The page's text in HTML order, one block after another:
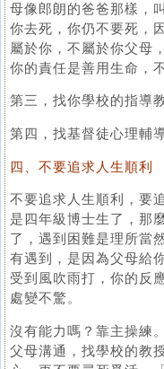
母像郎朗的爸爸那樣，
你去死，你仍不要死，
屬於你，不屬於你父母
你的責任是善用生命，
第三，找你學校的指導
第四，找基督徒心理輔
四、不要追求人生順利
不要追求人生順利，要
是四年級博士生了，那
了，遇到困難是理所當
有遇到，是因為父母給
受到風吹雨打，你的反
處變不驚。
沒有能力嗎？靠主操練
父母溝通，找學校的教